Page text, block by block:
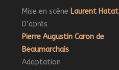
Mise en scène Laurent Hatat
D’après
Pierre Augustin Caron de
Beaumarchais
Adaptation